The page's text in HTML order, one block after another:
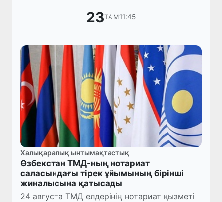
23ТАМ11:45
Халықаралық ынтымақтастық
Өзбекстан ТМД-ның нотариат
саласындағы тірек ұйымының бірінші
жиналысына қатысады
24 августа ТМД елдерінің нотариат қызметі